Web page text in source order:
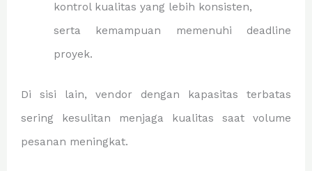
kontrol kualitas yang lebih konsisten,
serta kemampuan memenuhi deadline
proyek.
Di sisi lain, vendor dengan kapasitas terbatas
sering kesulitan menjaga kualitas saat volume
pesanan meningkat.